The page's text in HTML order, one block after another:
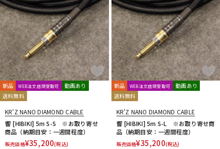
新品 WEB注文店頭受取可
動画あり
送料無料
KR'Z NANO DIAMOND CABLE
響 [HIBIKI] 5m S-S ※お取り寄せ
商品（納期目安：一週間程度）
販売価格¥35,200(税込)
新品 WEB注文店頭受取可
動画あり
送料無料
KR'Z NANO DIAMOND CABLE
響 [HIBIKI] 5m S-L ※お取り寄せ商
品（納期目安：一週間程度）
販売価格¥35,200(税込)